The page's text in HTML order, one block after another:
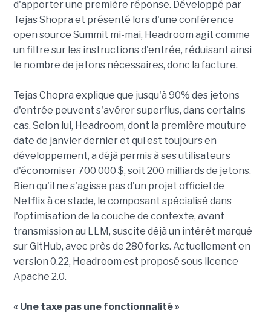
d'apporter une première réponse. Développé par
Tejas Shopra et présenté lors d'une conférence
open source Summit mi-mai, Headroom agit comme
un filtre sur les instructions d'entrée, réduisant ainsi
le nombre de jetons nécessaires, donc la facture.
Tejas Chopra explique que jusqu'à 90% des jetons
d'entrée peuvent s'avérer superflus, dans certains
cas. Selon lui, Headroom, dont la première mouture
date de janvier dernier et qui est toujours en
développement, a déjà permis à ses utilisateurs
d'économiser 700 000 $, soit 200 milliards de jetons.
Bien qu'il ne s'agisse pas d'un projet officiel de
Netflix à ce stade, le composant spécialisé dans
l'optimisation de la couche de contexte, avant
transmission au LLM, suscite déjà un intérêt marqué
sur GitHub, avec près de 280 forks. Actuellement en
version 0.22, Headroom est proposé sous licence
Apache 2.0.
« Une taxe pas une fonctionnalité »